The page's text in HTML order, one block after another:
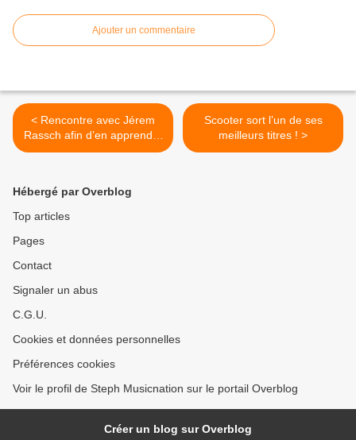
Ajouter un commentaire
< Rencontre avec Jérem
Rassch afin d’en apprendre
plus sur son one baptisé «
Scooter sort l’un de ses
meilleurs titres ! >
Hébergé par Overblog
Top articles
Pages
Contact
Signaler un abus
C.G.U.
Cookies et données personnelles
Préférences cookies
Voir le profil de Steph Musicnation sur le portail Overblog
Créer un blog sur Overblog